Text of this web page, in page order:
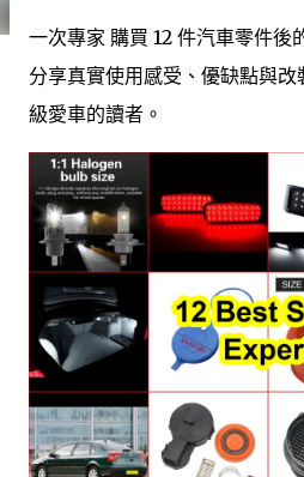
一次專家 購買 12 件汽車零件後
分享真實使用感受、優缺點與
級愛車的讀者。